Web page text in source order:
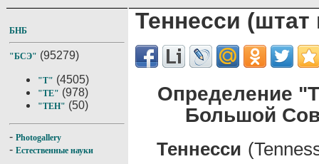
БНБ
"БСЭ" (95279)
"Т" (4505)
"ТЕ" (978)
"ТЕН" (50)
- Photogallery
- Естественные науки
Теннесси
Определение
Большой
Теннесси